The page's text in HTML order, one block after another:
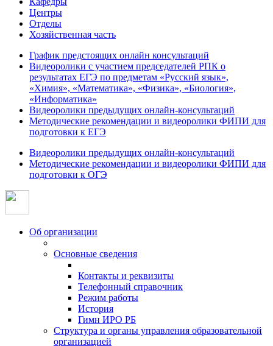
Центры
Отделы
Хозяйственная часть
График предстоящих онлайн консультаций
Видеоролики с участием председателей РПК о
результатах ЕГЭ по предметам «Русский язык»,
«Химия», «Математика», «Физика», «Биология»,
«Информатика»
Видеоролики предыдущих онлайн-консультаций
Методические рекомендации и видеоролики ФИПИ для
подготовки к ЕГЭ
Видеоролики предыдущих онлайн-консультаций
Методические рекомендации и видеоролики ФИПИ для
подготовки к ОГЭ
Об организации
Основные сведения
Контакты и реквизиты
Телефонный справочник
Режим работы
История
Гимн ИРО РБ
Структура и органы управления образовательной
организацией